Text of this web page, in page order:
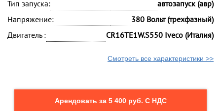
Тип запуска:
автозапуск (авр)
Напряжение:
380 Вольт (трехфазный)
Двигатель :
CR16TE1W.S550 Iveco (Италия)
Смотреть все характеристики >>
Арендовать за 5 400 руб. С НДС